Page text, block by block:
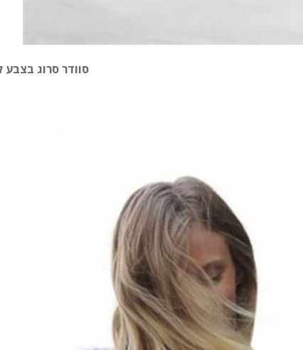
סוודר סרוג בצבע